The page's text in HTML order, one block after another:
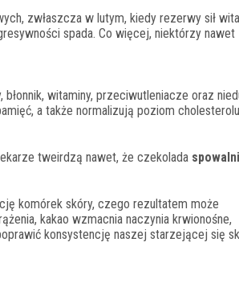
zwłaszcza w lutym, kiedy rezerwy sił
spada. Co więcej, niektórzy nawet
witaminy, przeciwutleniacze oraz
a także normalizują poziom
tweirdzą nawet, że czekolada
komórek skóry, czego rezultatem może
kakao wzmacnia naczynia krwionośne,
konsystencję naszej starzejącej się